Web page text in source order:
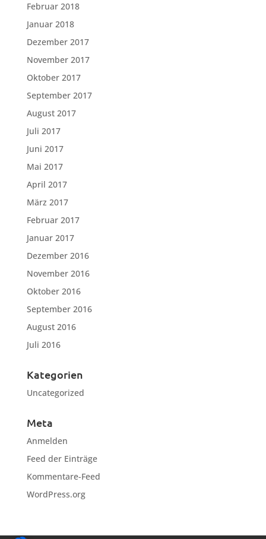
Februar 2018
Januar 2018
Dezember 2017
November 2017
Oktober 2017
September 2017
August 2017
Juli 2017
Juni 2017
Mai 2017
April 2017
März 2017
Februar 2017
Januar 2017
Dezember 2016
November 2016
Oktober 2016
September 2016
August 2016
Juli 2016
Kategorien
Uncategorized
Meta
Anmelden
Feed der Einträge
Kommentare-Feed
WordPress.org